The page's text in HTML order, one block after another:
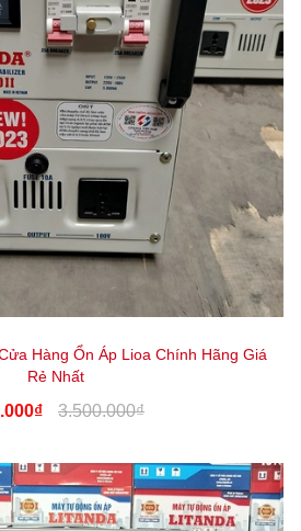
Hàng Ổn Áp Lioa Chính Hãng Giá
Rẻ Nhất
3.500.000₫